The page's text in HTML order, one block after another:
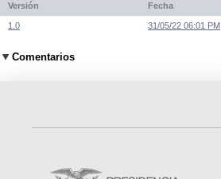
Versión Fecha
1.0 31/05/22 06:01 PM
Comentarios